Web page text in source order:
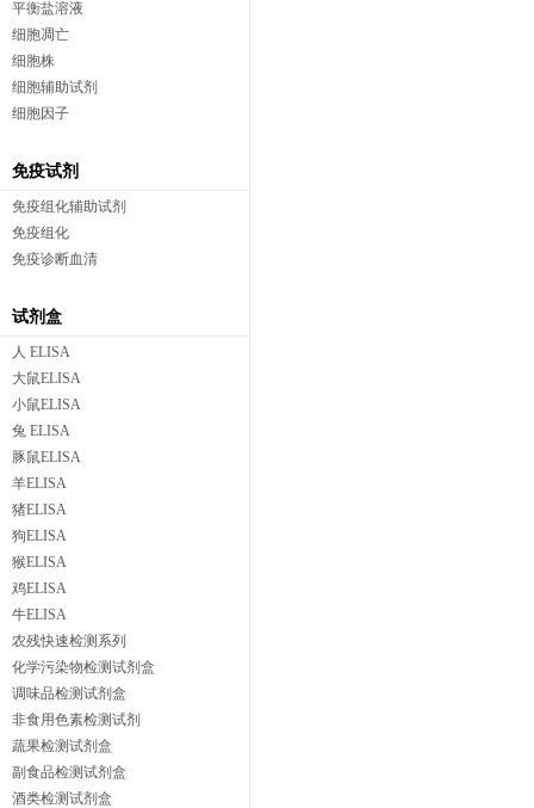
平衡盐溶液
细胞凋亡
细胞株
细胞辅助试剂
细胞因子
免疫试剂
免疫组化辅助试剂
免疫组化
免疫诊断血清
试剂盒
人 ELISA
大鼠ELISA
小鼠ELISA
兔 ELISA
豚鼠ELISA
羊ELISA
猪ELISA
狗ELISA
猴ELISA
鸡ELISA
牛ELISA
农残快速检测系列
化学污染物检测试剂盒
调味品检测试剂盒
非食用色素检测试剂
蔬果检测试剂盒
副食品检测试剂盒
酒类检测试剂盒